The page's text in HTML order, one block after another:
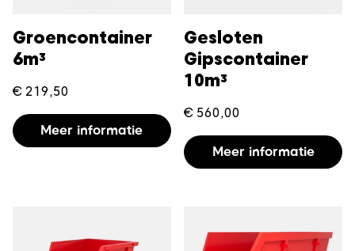
Groencontainer
6m³
€ 219,50
Meer informatie
Gesloten
Gipscontainer
10m³
€ 560,00
Meer informatie